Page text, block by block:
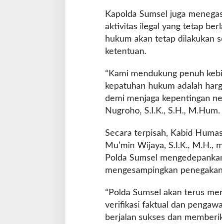
Kapolda Sumsel juga
aktivitas ilegal yang tetap
hukum akan tetap dilakukan
ketentuan.
“Kami mendukung penuh
kepatuhan hukum adalah
demi menjaga kepentingan
Nugroho, S.I.K., S.H., M.Hum.
Secara terpisah, Kabid
Mu’min Wijaya, S.I.K., M.H.,
Polda Sumsel
mengesampingkan
“Polda Sumsel akan terus
verifikasi faktual dan
berjalan sukses dan